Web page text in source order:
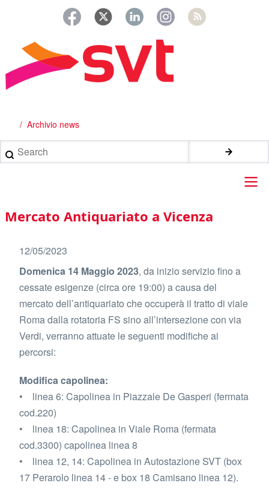
principale
Briciole
di
pane
Archivio news
Search
Main
navigation
Mercato Antiquariato a Vicenza
12/05/2023
Domenica 14 Maggio 2023, da inizio servizio fino a
cessate esigenze (circa ore 19:00) a causa del
mercato dell’antiquariato che occuperà il tratto di viale
Roma dalla rotatoria FS sino all’intersezione con via
Verdi, verranno attuate le seguenti modifiche ai
percorsi:
Modifica capolinea:
• linea 6: Capolinea in Piazzale De Gasperi (fermata
cod.220)
• linea 18: Capolinea in Viale Roma (fermata
cod.3300) capolinea linea 8
• linea 12, 14: Capolinea in Autostazione SVT (box
17 Perarolo linea 14 - e box 18 Camisano linea 12).